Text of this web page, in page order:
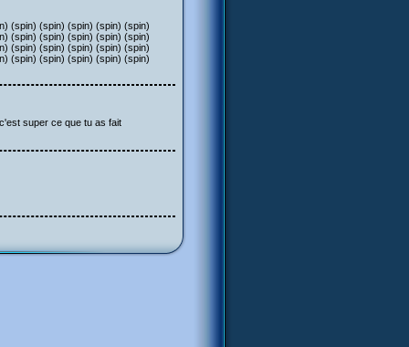
(spin) (spin) (spin) (spin) (spin)
(spin) (spin) (spin) (spin) (spin)
(spin) (spin) (spin) (spin) (spin)
(spin) (spin) (spin) (spin) (spin)
super ce que tu as fait